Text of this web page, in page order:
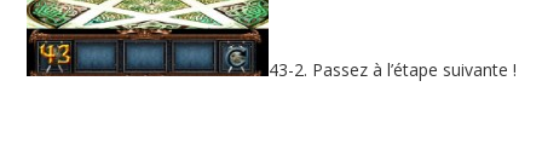
43-2. Passez à l’étape suivante !